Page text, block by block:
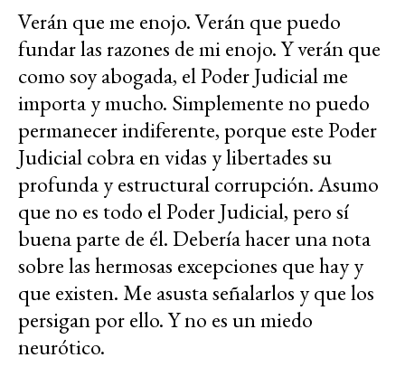
Verán que me enojo. Verán que puedo
fundar las razones de mi enojo. Y verán que
como soy abogada, el Poder Judicial me
importa y mucho. Simplemente no puedo
permanecer indiferente, porque este Poder
Judicial cobra en vidas y libertades su
profunda y estructural corrupción. Asumo
que no es todo el Poder Judicial, pero sí
buena parte de él. Debería hacer una nota
sobre las hermosas excepciones que hay y
que existen. Me asusta señalarlos y que los
persigan por ello. Y no es un miedo
neurótico.